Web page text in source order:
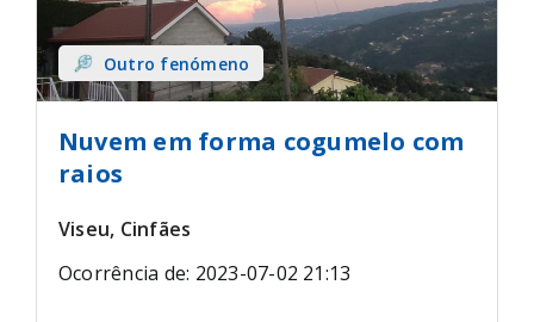
Outro fenómeno
Nuvem em forma cogumelo com
raios
Viseu, Cinfães
Ocorrência de: 2023-07-02 21:13